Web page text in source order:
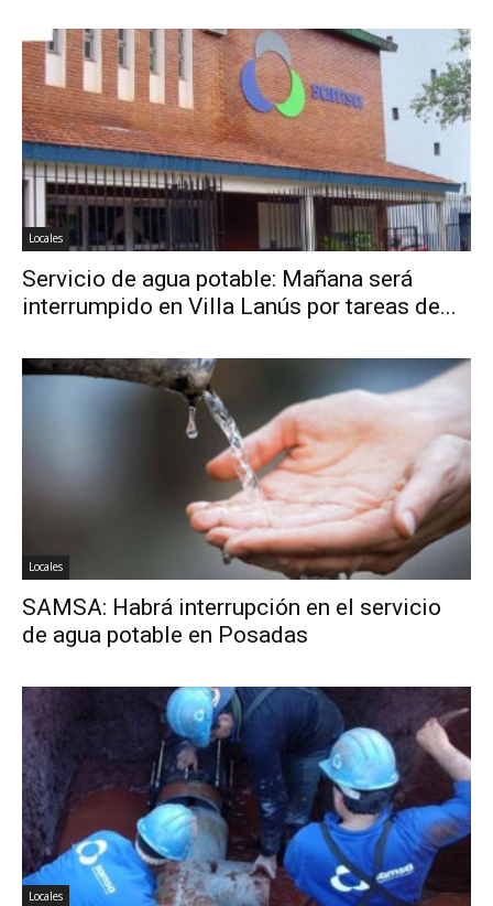
Locales
Servicio de agua potable: Mañana será
interrumpido en Villa Lanús por tareas de...
Locales
SAMSA: Habrá interrupción en el servicio
de agua potable en Posadas
Locales